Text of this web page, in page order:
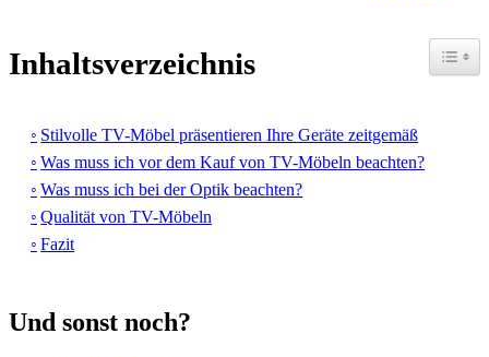
Inhaltsverzeichnis
Stilvolle TV-Möbel präsentieren Ihre Geräte zeitgemäß
Was muss ich vor dem Kauf von TV-Möbeln beachten?
Was muss ich bei der Optik beachten?
Qualität von TV-Möbeln
Fazit
Und sonst noch?